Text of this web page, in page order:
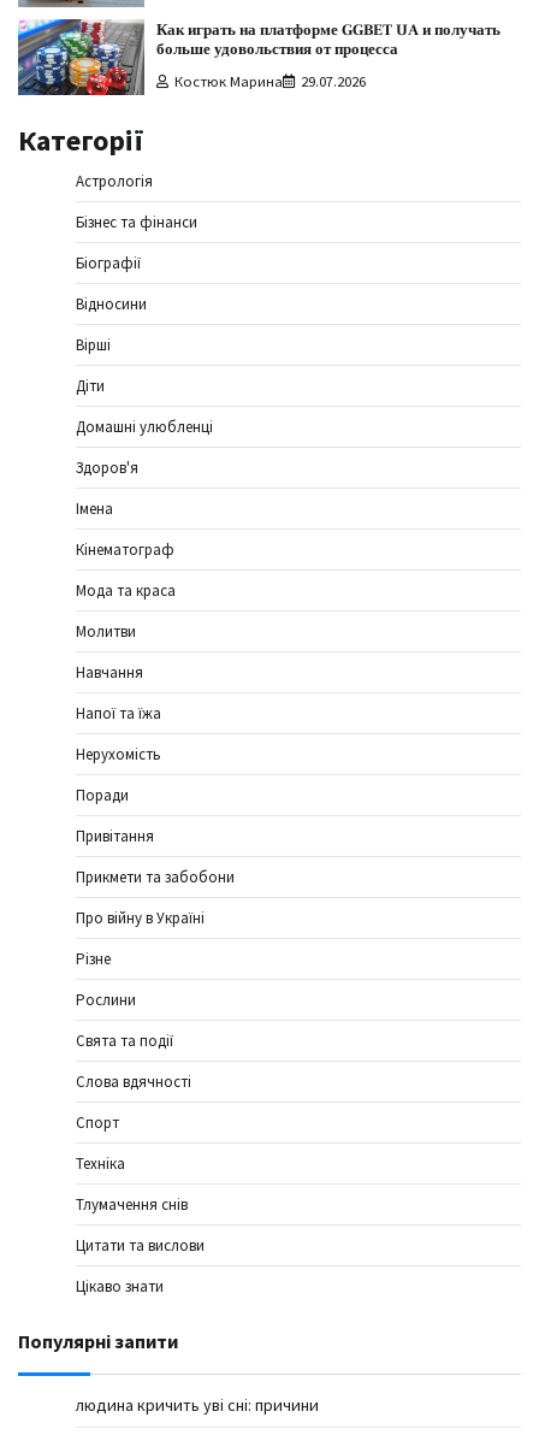
Как играть на платформе GGBET UA и получать
больше удовольствия от процесса
Костюк Марина 29.07.2026
Категорії
Астрологія
Бізнес та фінанси
Біографії
Відносини
Вірші
Діти
Домашні улюбленці
Здоров'я
Імена
Кінематограф
Мода та краса
Молитви
Навчання
Напої та їжа
Нерухомість
Поради
Привітання
Прикмети та забобони
Про війну в Україні
Різне
Рослини
Свята та події
Слова вдячності
Спорт
Техніка
Тлумачення снів
Цитати та вислови
Цікаво знати
Популярні запити
людина кричить уві сні: причини